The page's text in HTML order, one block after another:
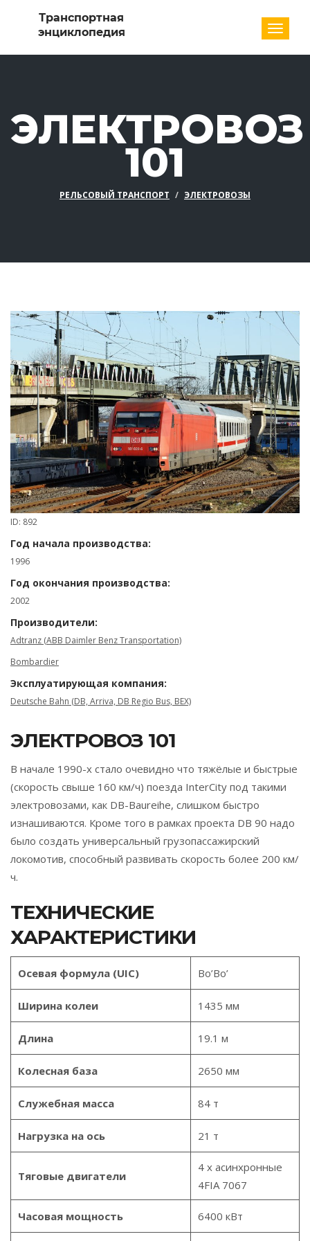
ЭЛЕКТРОВОЗ
101
РЕЛЬСОВЫЙ ТРАНСПОРТ ЭЛЕКТРОВОЗЫ
ID: 892
Год начала производства:
1996
Год окончания производства:
2002
Производители:
Adtranz (ABB Daimler Benz Transportation)
Bombardier
Эксплуатирующая компания:
Deutsche Bahn (DB, Arriva, DB Regio Bus, BEX)
ЭЛЕКТРОВОЗ 101
В начале 1990-х стало очевидно что тяжёлые и быстрые
(скорость свыше 160 км/ч) поезда InterCity под такими
электровозами, как DB-Baureihe, слишком быстро
изнашиваются. Кроме того в рамках проекта DB 90 надо
было создать универсальный грузопассажирский
локомотив, способный развивать скорость более 200 км/
ч.
ТЕХНИЧЕСКИЕ
ХАРАКТЕРИСТИКИ
Осевая формула (UIC) Bo’Bo’
Ширина колеи 1435 мм
Длина 19.1 м
Колесная база 2650 мм
Служебная масса 84 т
Нагрузка на ось 21 т
Тяговые двигатели
4 x асинхронные
4FIA 7067
Часовая мощность 6400 кВт